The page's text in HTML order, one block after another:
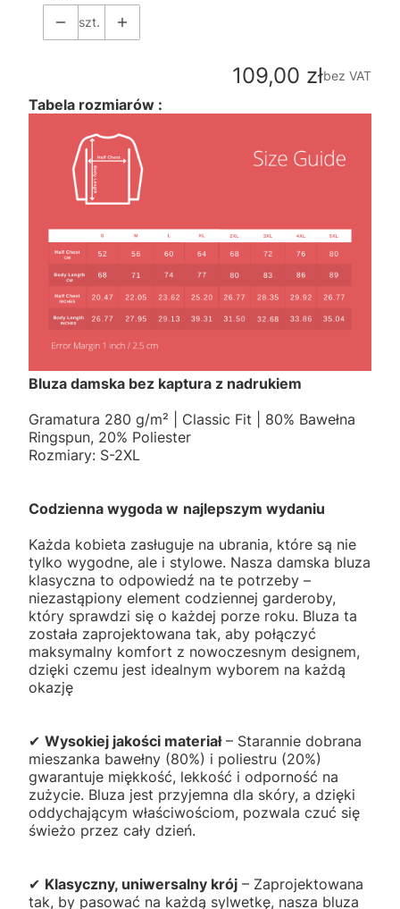
szt.
Cena
109,00 złbez VAT
Tabela rozmiarów :
Bluza damska bez kaptura z nadrukiem
Gramatura 280 g/m² | Classic Fit | 80% Bawełna
Ringspun, 20% Poliester
Rozmiary: S-2XL
Codzienna wygoda w najlepszym wydaniu
Każda kobieta zasługuje na ubrania, które są nie
tylko wygodne, ale i stylowe. Nasza damska bluza
klasyczna to odpowiedź na te potrzeby –
niezastąpiony element codziennej garderoby,
który sprawdzi się o każdej porze roku. Bluza ta
została zaprojektowana tak, aby połączyć
maksymalny komfort z nowoczesnym designem,
dzięki czemu jest idealnym wyborem na każdą
okazję
✔ Wysokiej jakości materiał– Starannie dobrana
mieszanka bawełny (80%) i poliestru (20%)
gwarantuje miękkość, lekkość i odporność na
zużycie. Bluza jest przyjemna dla skóry, a dzięki
oddychającym właściwościom, pozwala czuć się
świeżo przez cały dzień.
✔ Klasyczny, uniwersalny krój – Zaprojektowana
tak, by pasować na każdą sylwetkę, nasza bluza